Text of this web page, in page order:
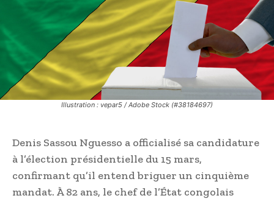
Illustration : vepar5 / Adobe Stock (#38184697)
Denis Sassou Nguesso a officialisé sa candidature
à l’élection présidentielle du 15 mars,
confirmant qu’il entend briguer un cinquième
mandat. À 82 ans, le chef de l’État congolais